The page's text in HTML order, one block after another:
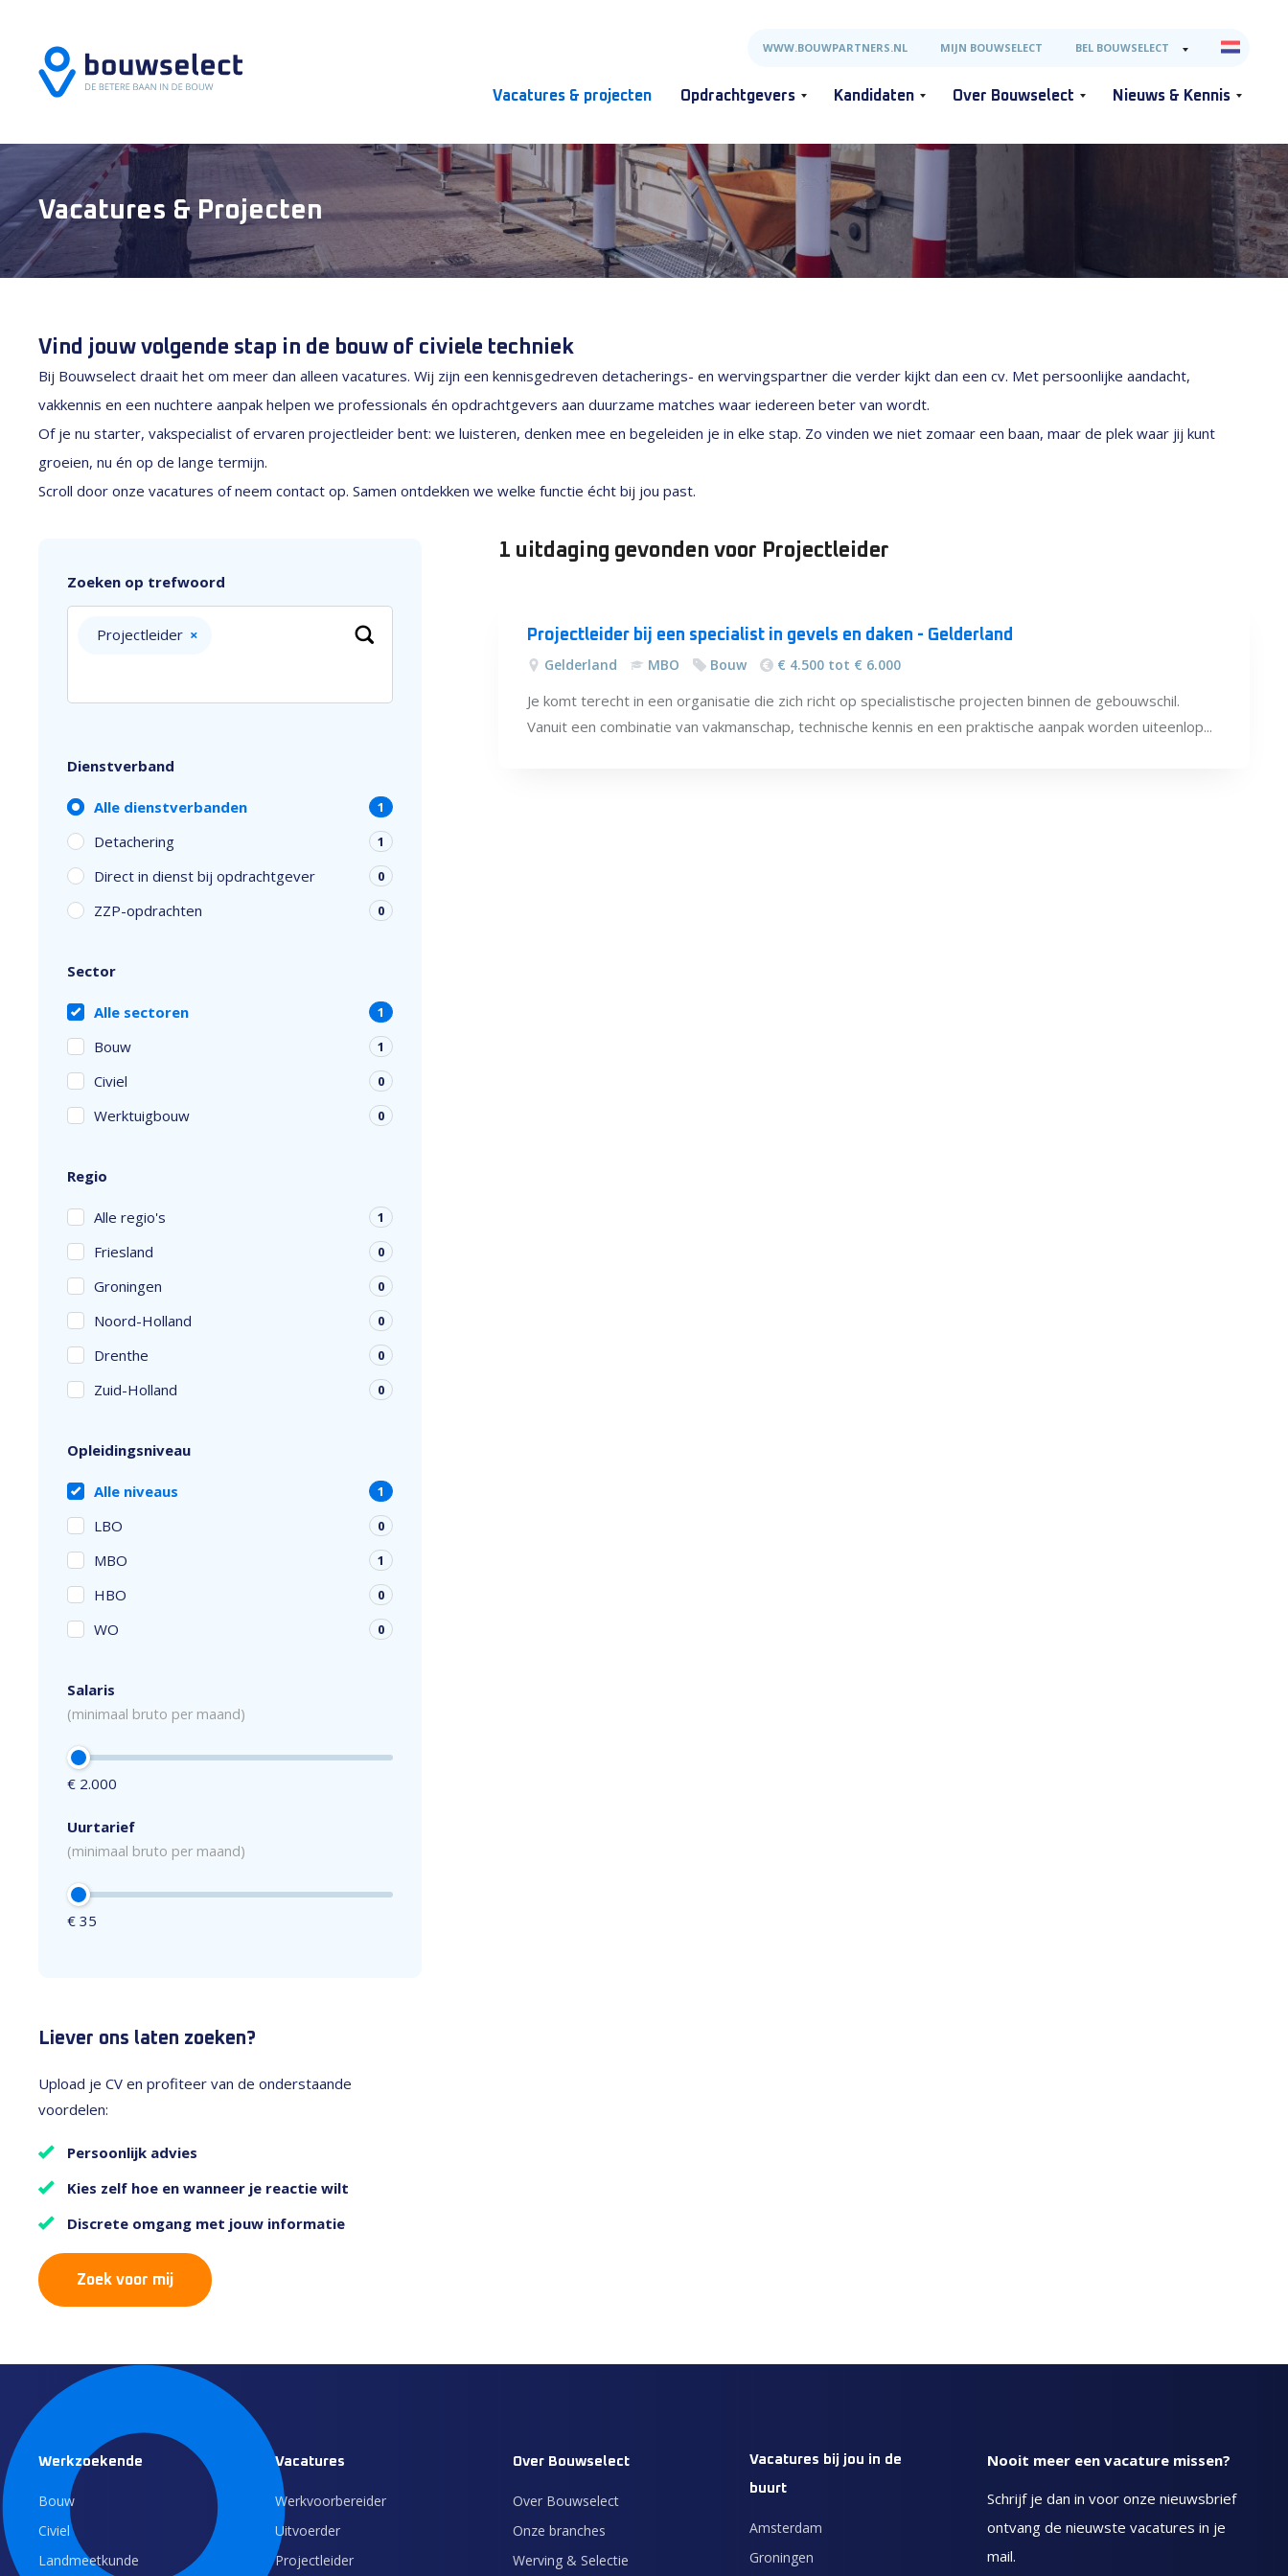
WWW.BOUWPARTNERS.NL MIJN BOUWSELECT BEL BOUWSELECT
Vacatures & projecten Opdrachtgevers Kandidaten Over Bouwselect Nieuws & Kennis
Vacatures & Projecten
Vind jouw volgende stap in de bouw of civiele techniek
Bij Bouwselect draait het om meer dan alleen vacatures. Wij zijn een kennisgedreven detacherings- en wervingspartner die verder kijkt dan een cv. Met persoonlijke aandacht,
vakkennis en een nuchtere aanpak helpen we professionals én opdrachtgevers aan duurzame matches waar iedereen beter van wordt.
Of je nu starter, vakspecialist of ervaren projectleider bent: we luisteren, denken mee en begeleiden je in elke stap. Zo vinden we niet zomaar een baan, maar de plek waar jij kunt
groeien, nu én op de lange termijn.
Scroll door onze vacatures of neem contact op. Samen ontdekken we welke functie écht bij jou past.
Zoeken op trefwoord
Projectleider ×
Dienstverband
Alle dienstverbanden 1
Detachering 1
Direct in dienst bij opdrachtgever 0
ZZP-opdrachten 0
Sector
Alle sectoren 1
Bouw 1
Civiel 0
Werktuigbouw 0
Regio
Alle regio's 1
Friesland 0
Groningen 0
Noord-Holland 0
Drenthe 0
Zuid-Holland 0
Opleidingsniveau
Alle niveaus 1
LBO 0
MBO 1
HBO 0
WO 0
Salaris
(minimaal bruto per maand)
€ 2.000
Uurtarief
(minimaal bruto per maand)
€ 35
Liever ons laten zoeken?
Upload je CV en profiteer van de onderstaande
voordelen:
Persoonlijk advies
Kies zelf hoe en wanneer je reactie wilt
Discrete omgang met jouw informatie
Zoek voor mij
Alle
1 uitdaging gevonden voor Projectleider
Projectleider bij een specialist in gevels en daken - Gelderland
Gelderland MBO Bouw € 4.500 tot € 6.000
Je komt terecht in een organisatie die zich richt op specialistische projecten binnen de gebouwschil.
Vanuit een combinatie van vakmanschap, technische kennis en een praktische aanpak worden uiteenlop...
Werkzoekende
Bouw
Civiel
Landmeetkunde
Vacatures
Werkvoorbereider
Uitvoerder
Projectleider
Over Bouwselect
Over Bouwselect
Onze branches
Werving & Selectie
Vacatures bij jou in de
buurt
Amsterdam
Groningen
Nooit meer een vacature missen?
Schrijf je dan in voor onze nieuwsbrief
ontvang de nieuwste vacatures in je
mail.